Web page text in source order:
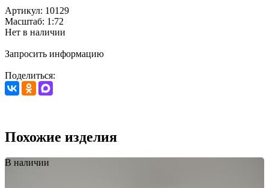
Артикул: 10129
Масштаб: 1:72
Нет в наличии
Запросить информацию
Поделиться:
Похожие изделия
В наличии